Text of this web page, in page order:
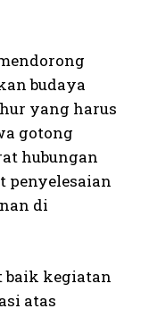
budaya
yang harus
gotong
hubungan
penyelesaian
di
baik kegiatan
atas